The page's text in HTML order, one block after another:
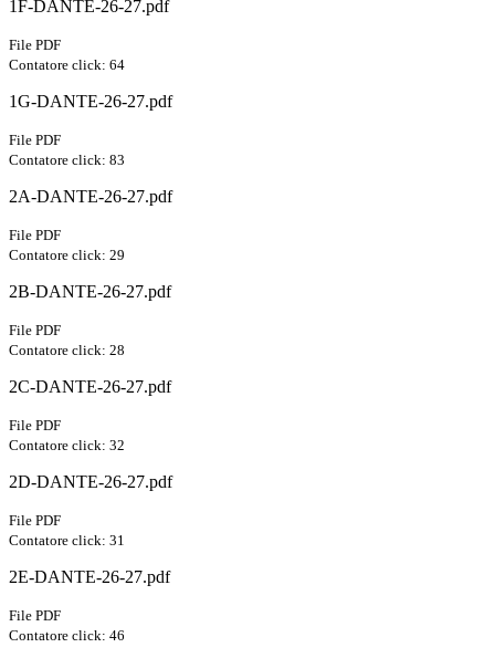
1F-DANTE-26-27.pdf
File PDF
Contatore click: 64
1G-DANTE-26-27.pdf
File PDF
Contatore click: 83
2A-DANTE-26-27.pdf
File PDF
Contatore click: 29
2B-DANTE-26-27.pdf
File PDF
Contatore click: 28
2C-DANTE-26-27.pdf
File PDF
Contatore click: 32
2D-DANTE-26-27.pdf
File PDF
Contatore click: 31
2E-DANTE-26-27.pdf
File PDF
Contatore click: 46